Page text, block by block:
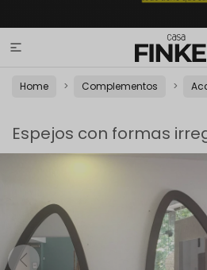

Home Complementos
Espejos con formas